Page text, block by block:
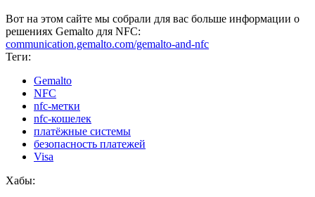
Вот на этом сайте мы собрали для вас больше информации о
решениях Gemalto для NFC:
communication.gemalto.com/gemalto-and-nfc
Теги:
Gemalto
NFC
nfc-метки
nfc-кошелек
платёжные системы
безопасность платежей
Visa
Хабы: